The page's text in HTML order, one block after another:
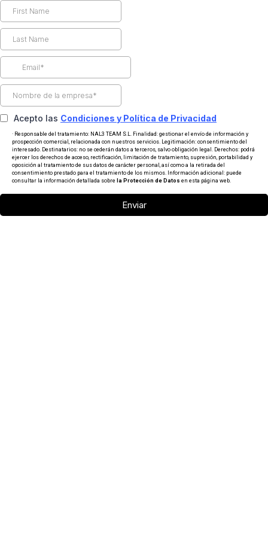
Acepto las Condiciones y Política de Privacidad
· Responsable del tratamiento: NAL3 TEAM S.L. Finalidad: gestionar el envío de información y
prospección comercial, relacionada con nuestros servicios. Legitimación: consentimiento del
interesado. Destinatarios: no se cederán datos a terceros, salvo obligación legal. Derechos: podrá
ejercer los derechos de acceso, rectificación, limitación de tratamiento, supresión, portabilidad y
oposición al tratamiento de sus datos de carácter personal, así como a la retirada del
consentimiento prestado para el tratamiento de los mismos. Información adicional: puede
consultar la información detallada sobre la Protección de Datos en esta página web.
Enviar